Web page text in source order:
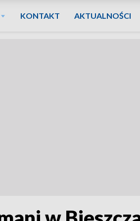
KONTAKT AKTUALNOŚCI